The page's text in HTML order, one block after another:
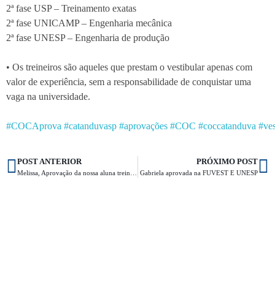
2ª fase USP – Treinamento exatas
2ª fase UNICAMP – Engenharia mecânica
2ª fase UNESP – Engenharia de produção
• Os treineiros são aqueles que prestam o vestibular apenas com
valor de experiência, sem a responsabilidade de conquistar uma
vaga na universidade.
#COCAprova #catanduvasp #aprovações #COC #coccatanduva
POST ANTERIOR PRÓXIMO POST
Gabriela aprovada na FUVEST E UNESP